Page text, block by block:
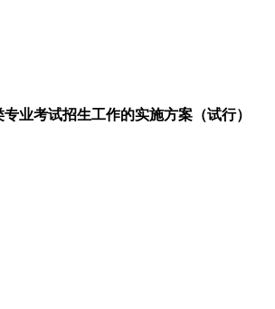
业考试招生工作的实施方案（试行）